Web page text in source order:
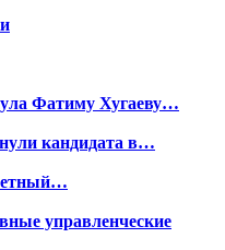
Фатиму Хугаеву…
кандидата в…
управленческие